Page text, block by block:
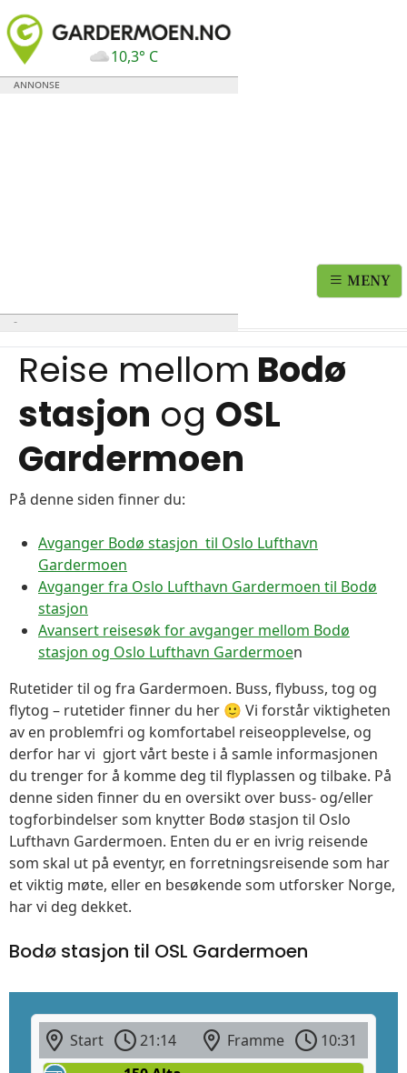
10,3° C
MENY
Reise mellom Bodø
stasjon og OSL
Gardermoen
På denne siden finner du:
Avganger Bodø stasjon til Oslo Lufthavn
Gardermoen
Avganger fra Oslo Lufthavn Gardermoen til Bodø
stasjon
Avansert reisesøk for avganger mellom Bodø
stasjon og Oslo Lufthavn Gardermoen
Rutetider til og fra Gardermoen. Buss, flybuss, tog og
flytog – rutetider finner du her 🙂 Vi forstår viktigheten
av en problemfri og komfortabel reiseopplevelse, og
derfor har vi gjort vårt beste i å samle informasjonen
du trenger for å komme deg til flyplassen og tilbake. På
denne siden finner du en oversikt over buss- og/eller
togforbindelser som knytter Bodø stasjon til Oslo
Lufthavn Gardermoen. Enten du er en ivrig reisende
som skal ut på eventyr, en forretningsreisende som har
et viktig møte, eller en besøkende som utforsker Norge,
har vi deg dekket.
Bodø stasjon til OSL Gardermoen
Start 21:14 Framme
10:31